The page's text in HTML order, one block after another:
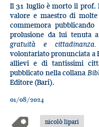
Il 31 luglio è morto il prof.
valore e maestro di molte
commemora
prolusione da lui tenuta
gratuità e cittadinanza.
volontariato pronunciata a
allievi e di tantissimi
pubblicato nella collana
Editore (Bari).
01/08/2024
nicolò lipari